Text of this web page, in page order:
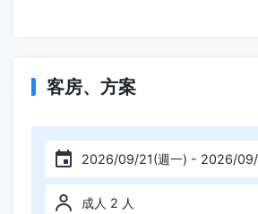
客房、方案
2026/09/21(週一) - 2026/
成人 2 人